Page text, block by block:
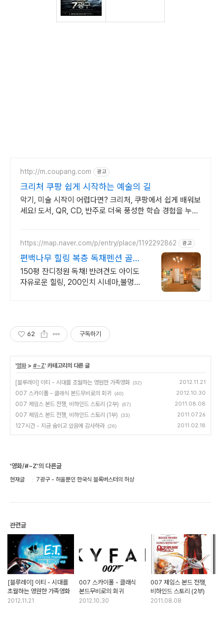
http://m.coupang.com 광고
크리처 쿠팡 쉽게 시작하는 예술의 길
악기, 미술 시작이 어렵다면? 크리처, 쿠팡에서 쉽게 배워보
세요! 도서, QR, CD, 반주로 더욱 풍성한 학습 경험을 누리
https://map.naver.com/p/entry/place/1192292862 광고
편백나무 힐링 복층 독채펜션 골프
여행 최적! 곽지해변근처
150평 잔디정원 독채! 반려견도 아이도
자유로운 힐링, 200인치 시네마,불멍
62 구독하기
'영화> #~Z' 카테고리의 다른 글
[블루레이] 이티 - 시대를 초월하는 영원한 가족영화 (32) 2012.11.21
007 스카이폴 - 클래식 본드무비로의 회귀 (40) 2012.10.30
007 제임스 본드 전쟁, 비하인드 스토리 (2부) (67) 2011.08.08
007 제임스 본드 전쟁, 비하인드 스토리 (1부) (33) 2011.07.26
127시간 - 지금 숨쉬고 있음에 감사하라 (26) 2011.02.18
'영화/#~Z'의 다른글
현재글 7광구 - 허울뿐인 한국식 블록버스터의 허상
관련글
[블루레이] 이티 - 시대를
초월하는 영원한 가족영화
2012.11.21
007 스카이폴 - 클래식
본드무비로의 회귀
2012.10.30
007 제임스 본드 전쟁,
비하인드 스토리 (2부)
2011.08.08